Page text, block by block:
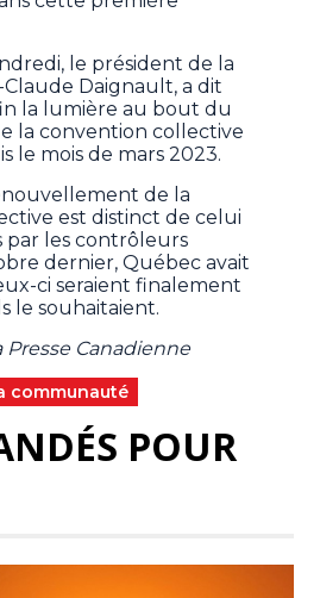
le président de la
Daignault, a dit
la lumière au bout du
la convention collective
le mois de mars 2023.
de la
est distinct de celui
par les contrôleurs
dernier, Québec avait
ci seraient finalement
le souhaitaient.
Presse Canadienne
communauté
POUR